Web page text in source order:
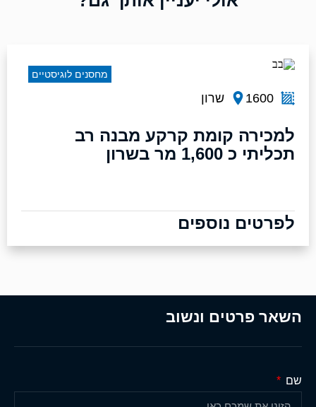
1600 שרון
למכירה קומת קרקע מבנה רב
תכליתי כ 1,600 מר בשרון
לפרטים נוספים
מחסנים לוגיסטיים
השאר פרטים ונשוב
שם